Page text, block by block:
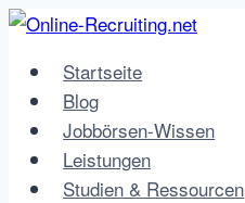
Zum
springenStartseite
Blog
Jobbörsen-Wissen
Leistungen
Studien & Ressourcen